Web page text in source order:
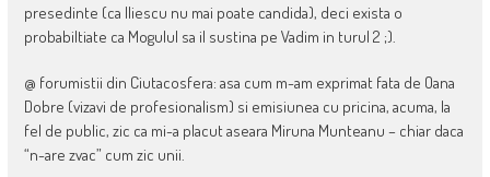
presedinte (ca Iliescu nu mai poate candida), deci exista o
probabiltiate ca Mogulul sa il sustina pe Vadim in turul 2 ;).
@ forumistii din Ciutacosfera: asa cum m-am exprimat fata de Oana
Dobre (vizavi de profesionalism) si emisiunea cu pricina, acuma, la
fel de public, zic ca mi-a placut aseara Miruna Munteanu – chiar daca
“n-are zvac” cum zic unii.